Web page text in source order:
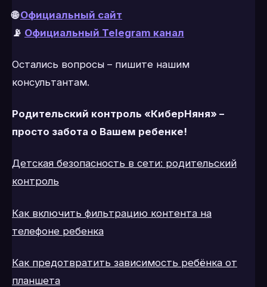
🌐Официальный сайт
📡 Официальный Telegram канал
Остались вопросы – пишите нашим
консультантам.
Родительский контроль «КиберНяня» –
просто забота о Вашем ребенке!
Детская безопасность в сети: родительский
контроль
Как включить фильтрацию контента на
телефоне ребенка
Как предотвратить зависимость ребёнка от
планшета